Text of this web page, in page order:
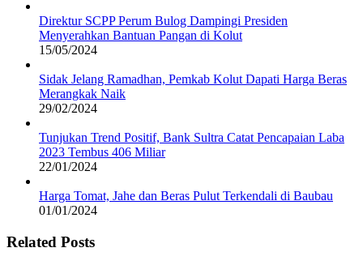
Direktur SCPP Perum Bulog Dampingi Presiden
Menyerahkan Bantuan Pangan di Kolut
15/05/2024
Sidak Jelang Ramadhan, Pemkab Kolut Dapati Harga Beras
Merangkak Naik
29/02/2024
Tunjukan Trend Positif, Bank Sultra Catat Pencapaian Laba
2023 Tembus 406 Miliar
22/01/2024
Harga Tomat, Jahe dan Beras Pulut Terkendali di Baubau
01/01/2024
Related Posts